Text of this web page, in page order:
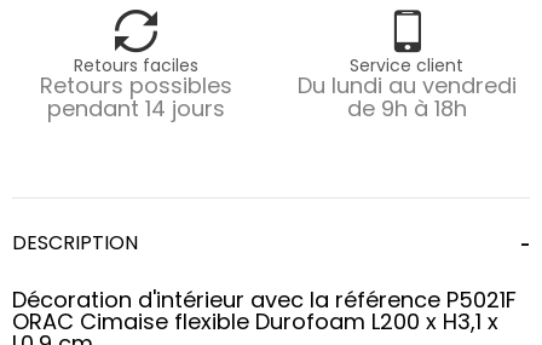
Retours faciles
Retours possibles
pendant 14 jours
Service client
Du lundi au vendredi
de 9h à 18h
DESCRIPTION
Décoration d'intérieur avec la référence P5021F
ORAC Cimaise flexible Durofoam L200 x H3,1 x